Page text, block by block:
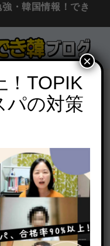
・韓国情報！でき
혼자, 혼자서,
を例文で解説
生
！TOPIK
パの対策
×